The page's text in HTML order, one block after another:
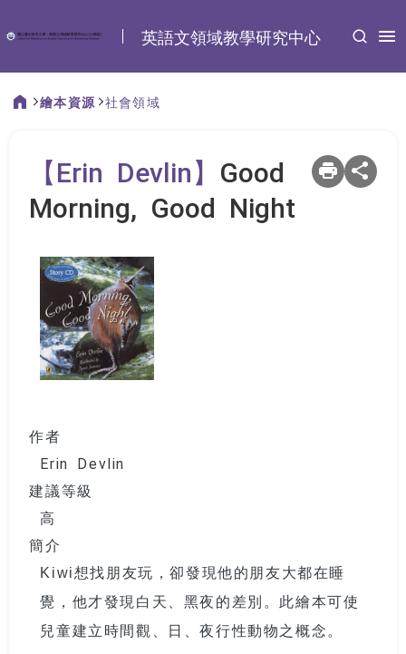
英語文領域教學研究中心
繪本資源 社會領域
【Erin Devlin】 Good
Morning, Good Night
作者
Erin Devlin
建議等級
高
簡介
Kiwi想找朋友玩，卻發現他的朋友大都在睡
覺，他才發現白天、黑夜的差別。此繪本可使
兒童建立時間觀、日、夜行性動物之概念。